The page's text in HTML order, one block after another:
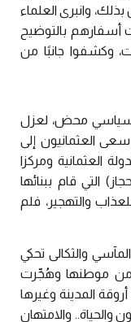
وانبرى العلماء
أسفارهم بالتوضيح
وكشفوا جانبًا من
سياسي محض، لعزل
سعى العثمانيون إلى
العثمانية ومركزا
التي قام ببنائها
والتهجير، فلم
والثكالى تحكي
من موطنها وهُجِّرت
المدينة وغيرها
والحياة.. والامتهان